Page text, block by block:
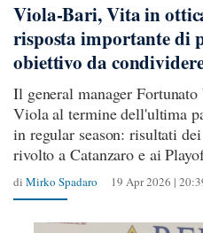
Viola-Bari, Vita in
risposta importante di
obiettivo da
Il general manager
Viola al termine dell'ultima
in regular season: risultati
rivolto a Catanzaro e ai
di Mirko Spadaro 19 Apr 2026 |